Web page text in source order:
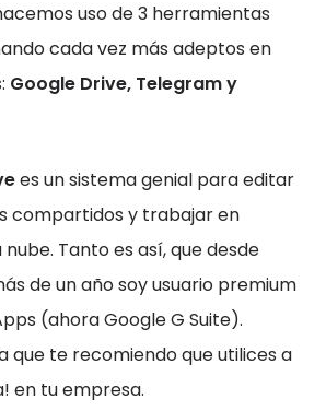
uso de 3 herramientas
cada vez más adeptos en
Google Drive, Telegram y
es un sistema genial para editar
compartidos y trabajar en
Tanto es así, que desde
de un año soy usuario premium
(ahora Google G Suite).
que te recomiendo que utilices a
en tu empresa.